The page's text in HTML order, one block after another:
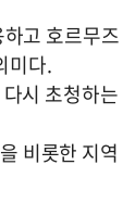
고 호르무즈
미다.
시 초청하는
비롯한 지역